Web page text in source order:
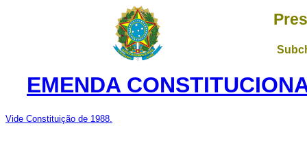
EMENDA
Vide Constituição de 1988.